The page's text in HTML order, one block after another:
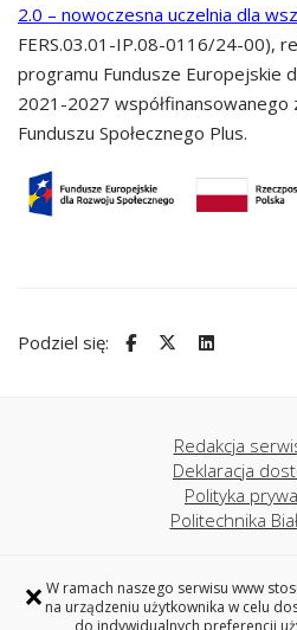
× W ramach naszego serwisu www
na urządzeniu użytkownika w celu
do indywidualnych preferencji
2.0 – nowoczesna uczelnia dla
FERS.03.01-IP.08-0116/24-00),
programu Fundusze Europejskie
2021-2027
Funduszu Społecznego Plus.
Podziel się:
Redakcja
Deklaracja
Polityka
Politechnika
Profilaktyka Zdrowia
Politechnika